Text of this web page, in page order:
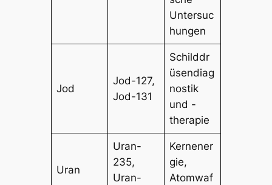
Untersuc
hungen
Jod
Jod-127,
Jod-131
Schilddr
üsendiag
nostik
und -
therapie
Uran
Uran-
235,
Uran-
Kernener
gie,
Atomwaf